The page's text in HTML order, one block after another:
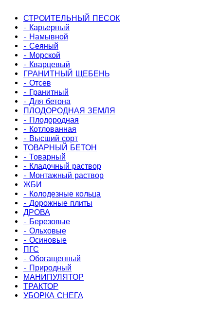
СТРОИТЕЛЬНЫЙ ПЕСОК
- Карьерный
- Намывной
- Сеяный
- Морской
- Кварцевый
ГРАНИТНЫЙ ЩЕБЕНЬ
- Отсев
- Гранитный
- Для бетона
ПЛОДОРОДНАЯ ЗЕМЛЯ
- Плодородная
- Котлованная
- Высший сорт
ТОВАРНЫЙ БЕТОН
- Товарный
- Кладочный раствор
- Монтажный раствор
ЖБИ
- Колодезные кольца
- Дорожные плиты
ДРОВА
- Березовые
- Ольховые
- Осиновые
ПГС
- Обогащенный
- Природный
МАНИПУЛЯТОР
ТРАКТОР
УБОРКА СНЕГА